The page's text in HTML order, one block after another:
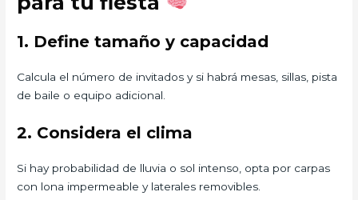
1. Define tamaño y capacidad
Calcula el número de invitados y si habrá mesas, sillas, pista
de baile o equipo adicional.
2. Considera el clima
Si hay probabilidad de lluvia o sol intenso, opta por carpas
con lona impermeable y laterales removibles.